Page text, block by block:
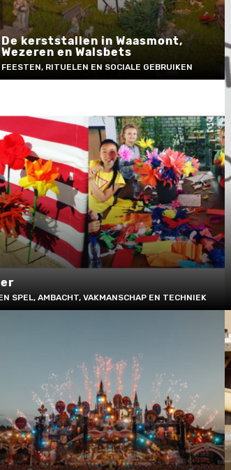
De kerststallen in Waasmont,
Wezeren en Walsbets
FEESTEN, RITUELEN EN SOCIALE GEBRUIKEN
SPEL, AMBACHT, VAKMANSCHAP EN TECHNIEK